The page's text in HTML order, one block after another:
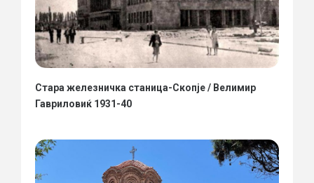
Стара железничка станица-Скопје / Велимир
Гавриловиќ 1931-40